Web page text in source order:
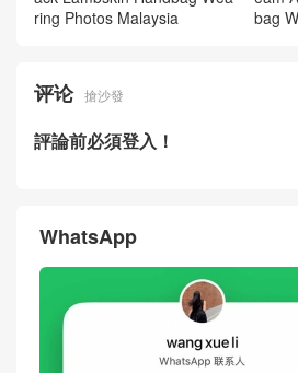
迪奧Dior網站 30 Montaigne
Avenue 灰色手袋 光面牛皮革
New Dior Cigale Burgundy C
alfskin Handbag Price Canad
a
n Origami Bow Handbag
g
Dior Mini Lady D-Joy Bow Bl
ack Lambskin Handbag Wea